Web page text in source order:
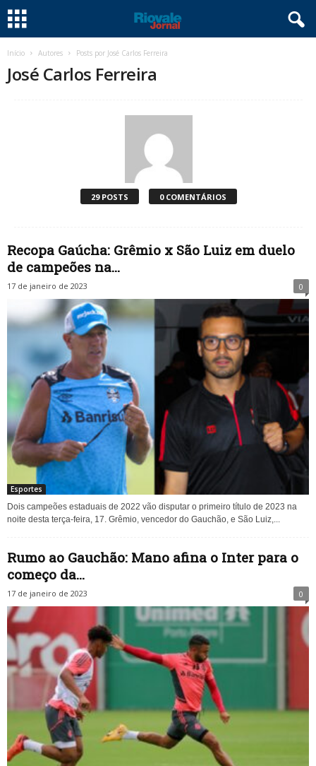
Início Autores Posts por José Carlos Ferreira
José Carlos Ferreira
29 POSTS 0 COMENTÁRIOS
Recopa Gaúcha: Grêmio x São Luiz em duelo
de campeões na...
17 de janeiro de 2023 0
Esportes
Dois campeões estaduais de 2022 vão disputar o primeiro título de 2023 na
noite desta terça-feira, 17. Grêmio, vencedor do Gauchão, e São Luiz,...
Rumo ao Gauchão: Mano afina o Inter para o
começo da...
17 de janeiro de 2023 0